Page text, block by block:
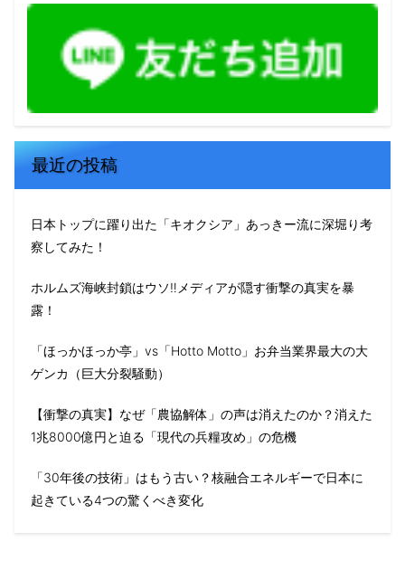
最近の投稿
日本トップに躍り出た「キオクシア」あっきー流に深堀り考
察してみた！
ホルムズ海峡封鎖はウソ‼️メディアが隠す衝撃の真実を暴
露！
「ほっかほっか亭」vs「Hotto Motto」お弁当業界最大の大
ゲンカ（巨大分裂騒動）
【衝撃の真実】なぜ「農協解体」の声は消えたのか？消えた
1兆8000億円と迫る「現代の兵糧攻め」の危機
「30年後の技術」はもう古い？核融合エネルギーで日本に
起きている4つの驚くべき変化